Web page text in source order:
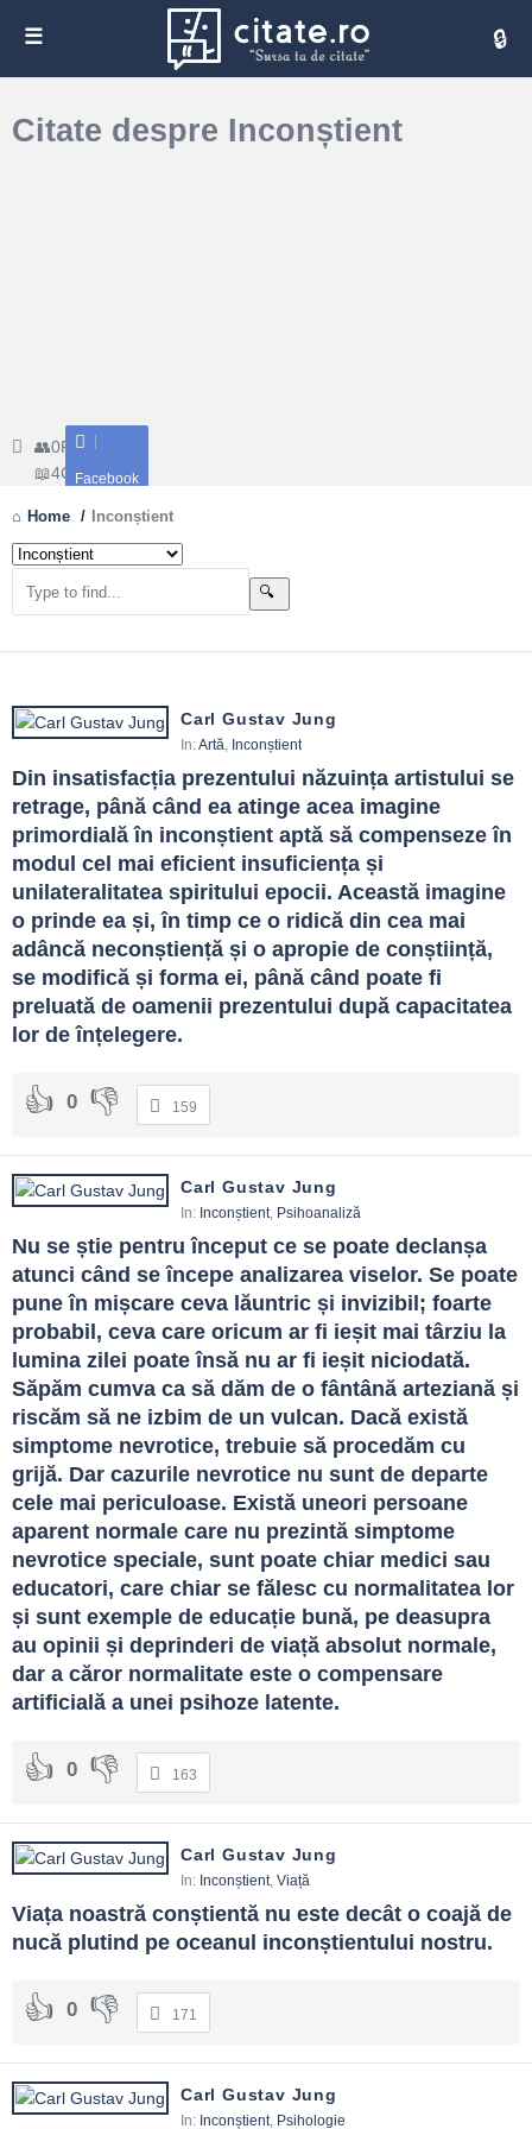
Citate despre Inconștient
Facebook
0Followers
4Citate
Home / Inconștient
Carl Gustav Jung
In:Artă, Inconștient
Din insatisfacția prezentului năzuința artistului se
retrage, până când ea atinge acea imagine
primordială în inconștient aptă să compenseze în
modul cel mai eficient insuficiența și
unilateralitatea spiritului epocii. Această imagine
o prinde ea și, în timp ce o ridică din cea mai
adâncă neconștiență și o apropie de conștiință,
se modifică și forma ei, până când poate fi
preluată de oamenii prezentului după capacitatea
lor de înțelegere.
0 159
Carl Gustav Jung
In: Inconștient, Psihoanaliză
Nu se știe pentru început ce se poate declanșa
atunci când se începe analizarea viselor. Se poate
pune în mișcare ceva lăuntric și invizibil; foarte
probabil, ceva care oricum ar fi ieșit mai târziu la
lumina zilei poate însă nu ar fi ieșit niciodată.
Săpăm cumva ca să dăm de o fântână arteziană și
riscăm să ne izbim de un vulcan. Dacă există
simptome nevrotice, trebuie să procedăm cu
grijă. Dar cazurile nevrotice nu sunt de departe
cele mai periculoase. Există uneori persoane
aparent normale care nu prezintă simptome
nevrotice speciale, sunt poate chiar medici sau
educatori, care chiar se fălesc cu normalitatea lor
și sunt exemple de educație bună, pe deasupra
au opinii și deprinderi de viață absolut normale,
dar a căror normalitate este o compensare
artificială a unei psihoze latente.
0 163
Carl Gustav Jung
In: Inconștient, Viață
Viața noastră conștientă nu este decât o coajă de
nucă plutind pe oceanul inconștientului nostru.
0 171
Carl Gustav Jung
In: Inconștient, Psihologie